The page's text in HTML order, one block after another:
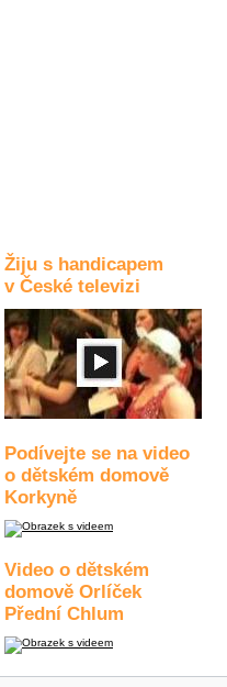
Žiju s handicapem
v České televizi
Podívejte se na video
o dětském domově
Korkyně
Video o dětském
domově Orlíček
Přední Chlum